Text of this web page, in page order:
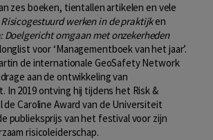
zes boeken, tientallen artikelen en vele
Risicogestuurd werken in de praktijken
Doelgericht omgaan met onzekerheden
voor ‘Managementboek van het jaar’.
de internationale GeoSafety Network
aan de ontwikkeling van
In 2019 ontving hij tijdens het Risk &
de Caroline Award van de Universiteit
publieksprijs van het festival voor zijn
risicoleiderschap.